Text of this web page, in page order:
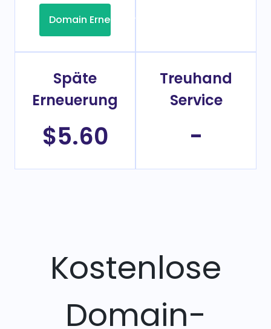
Domain Erneuerung
Späte
Erneuerung
$5.60
Treuhand
Service
-
Kostenlose
Domain-